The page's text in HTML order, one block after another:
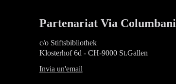
Partenariat Via Columbani
c/o Stiftsbibliothek
Klosterhof 6d - CH-9000 St.Gallen
Invia un'email